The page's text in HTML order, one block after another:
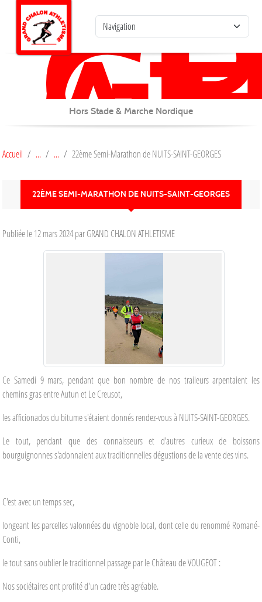
Hors Stade & Marche Nordique
Accueil 22ème Semi-Marathon de NUITS-SAINT-GEORGES
22ÈME SEMI-MARATHON DE NUITS-SAINT-GEORGES
Publiée le12 mars 2024par GRAND CHALON ATHLETISME
Ce Samedi 9 mars, pendant que bon nombre de nos traileurs arpentaient les
chemins gras entre Autun et Le Creusot,
les afficionados du bitume s'étaient donnés rendez-vous à NUITS-SAINT-GEORGES.
Le tout, pendant que des connaisseurs et d'autres curieux de boissons
bourguignonnes s'adonnaient aux traditionnelles dégustions de la vente des vins.
C'est avec un temps sec,
longeant les parcelles valonnées du vignoble local, dont celle du renommé Romané-
Conti,
le tout sans oublier le traditionnel passage par le Château de VOUGEOT :
Nos sociétaires ont profité d'un cadre très agréable.
Panneau de gestion des cookies